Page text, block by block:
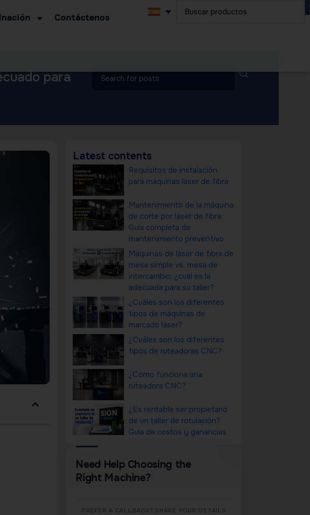
Contáctenos
para
Latest contents
Requisitos de instalación
para máquinas láser de fibra
Mantenimiento de la máquina
de corte por láser de fibra:
Guía completa de
mantenimiento preventivo
Máquinas de láser de fibra de
mesa simple vs. mesa de
intercambio: ¿cuál es la
adecuada para su taller?
¿Cuáles son los diferentes
tipos de máquinas de
marcado láser?
¿Cuáles son los diferentes
tipos de ruteadoras CNC?
¿Cómo funciona una
ruteadora CNC?
¿Es rentable ser propietario
de un taller de rotulación?
Guía de costos y ganancias
Need Help Choosing the
Right Machine?
PREFER A CALLBACK? SHARE YOUR DETAILS